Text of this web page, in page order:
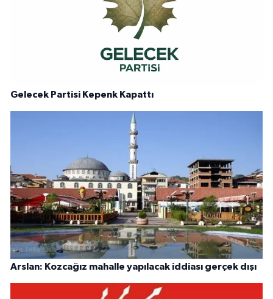
Gelecek Partisi Kepenk Kapattı
Arslan: Kozcağız mahalle yapılacak iddiası gerçek dışı